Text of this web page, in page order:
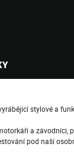
stylové a
a závodníci,
pod naší